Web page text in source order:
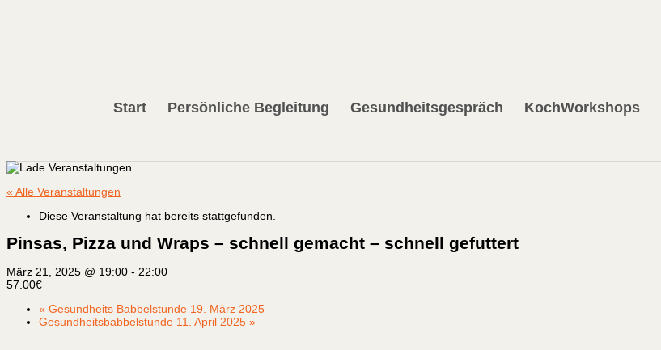
Start Persönliche Begleitung Gesundheitsgespräch KochWorkshops
« Alle Veranstaltungen
Diese Veranstaltung hat bereits stattgefunden.
Pinsas, Pizza und Wraps – schnell gemacht – schnell gefuttert
März 21, 2025 @ 19:00 - 22:00
57.00€
« Gesundheits Babbelstunde 19. März 2025
Gesundheitsbabbelstunde 11. April 2025 »